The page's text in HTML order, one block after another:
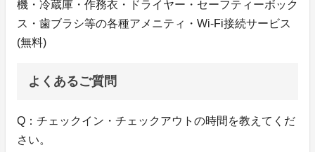
機・冷蔵庫・作務衣・ドライヤー・セーフティーボック
ス・歯ブラシ等の各種アメニティ・Wi-Fi接続サービス
(無料)
よくあるご質問
Q：チェックイン・チェックアウトの時間を教えてくだ
さい。